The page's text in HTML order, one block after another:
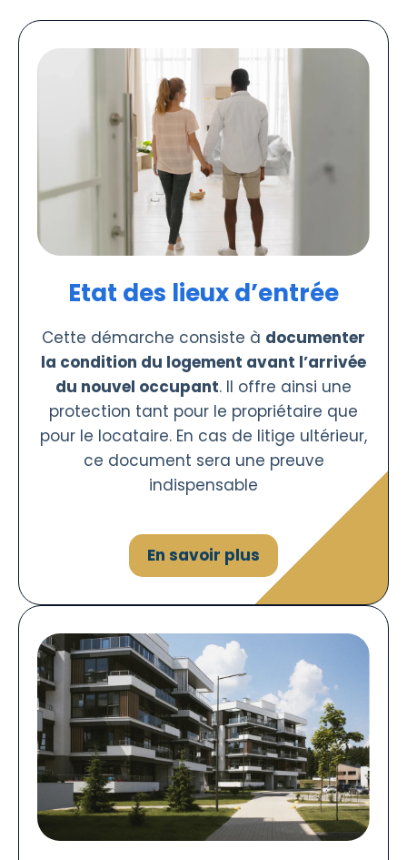
Etat des lieux d’entrée
Cette démarche consiste à documenter
la condition du logement avant l’arrivée
du nouvel occupant. Il offre ainsi une
protection tant pour le propriétaire que
pour le locataire. En cas de litige ultérieur,
ce document sera une preuve
indispensable
En savoir plus